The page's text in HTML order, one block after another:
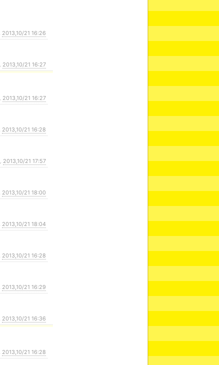
2013,10/21 16:26
2013,10/21 16:27
2013,10/21 16:27
2013,10/21 16:28
2013,10/21 17:57
2013,10/21 18:00
2013,10/21 18:04
2013,10/21 16:28
2013,10/21 16:29
2013,10/21 16:36
2013,10/21 16:28